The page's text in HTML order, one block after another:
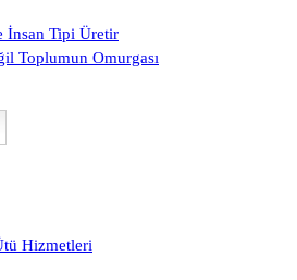
İnsan Tipi Üretir
Toplumun Omurgası
Hizmetleri